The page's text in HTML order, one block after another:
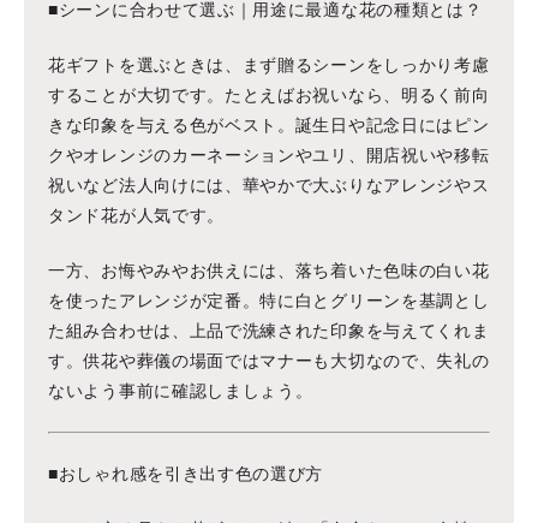
■シーンに合わせて選ぶ｜用途に最適な花の種類とは？
花ギフトを選ぶときは、まず贈るシーンをしっかり考慮
することが大切です。たとえばお祝いなら、明るく前向
きな印象を与える色がベスト。誕生日や記念日にはピン
クやオレンジのカーネーションやユリ、開店祝いや移転
祝いなど法人向けには、華やかで大ぶりなアレンジやス
タンド花が人気です。
一方、お悔やみやお供えには、落ち着いた色味の白い花
を使ったアレンジが定番。特に白とグリーンを基調とし
た組み合わせは、上品で洗練された印象を与えてくれま
す。供花や葬儀の場面ではマナーも大切なので、失礼の
ないよう事前に確認しましょう。
■おしゃれ感を引き出す色の選び方